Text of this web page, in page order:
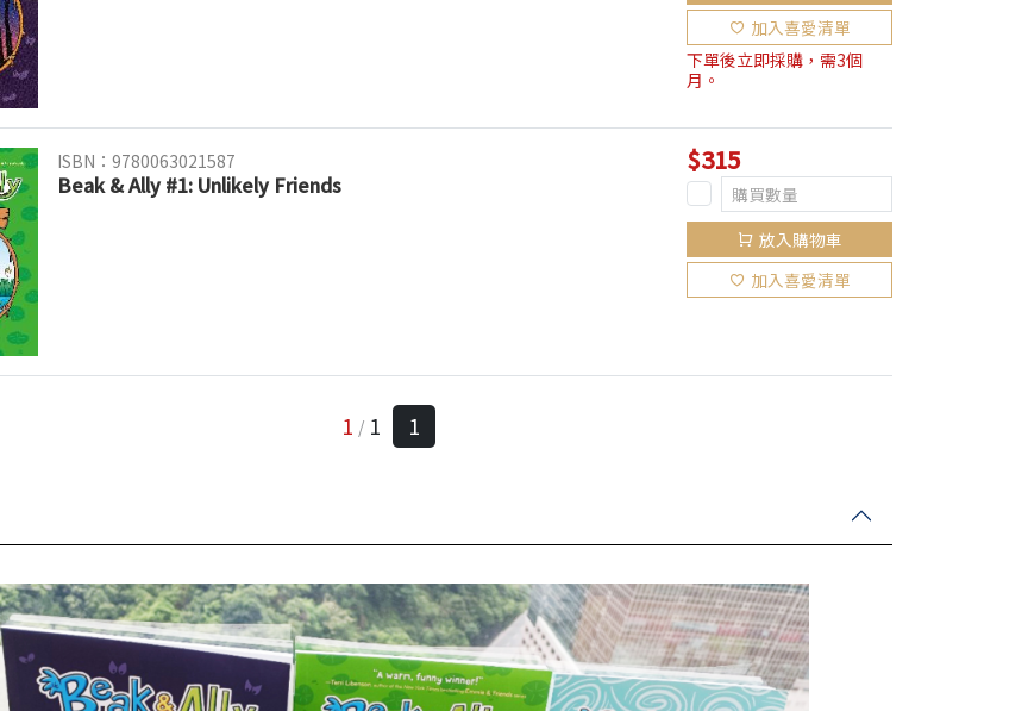
加入喜愛清單
下單後立即採購，需3個
月。
ISBN：9780063021587
Beak & Ally #1: Unlikely Friends
$315
放入購物車
加入喜愛清單
1 / 1 1